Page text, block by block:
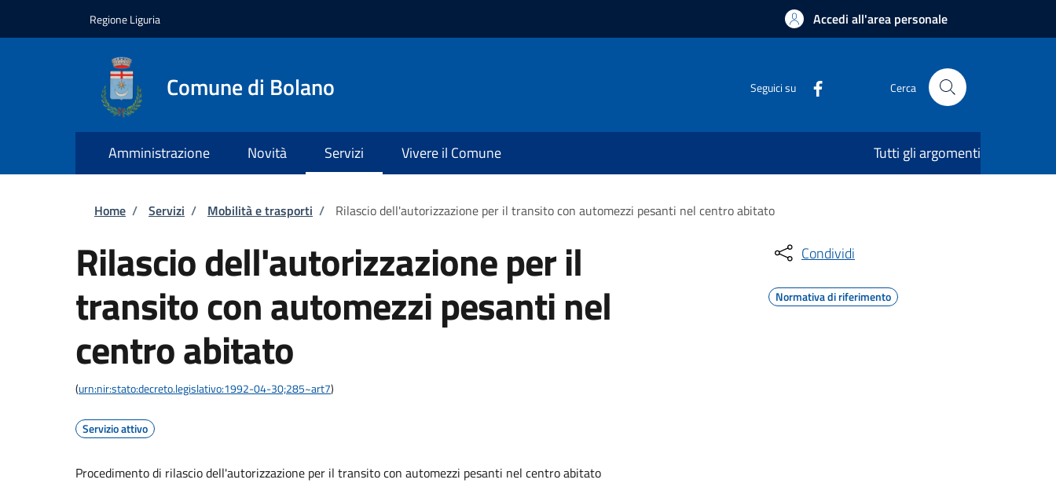
Regione Liguria Accedi all'area personale
Comune di Bolano Seguici su Cerca
Amministrazione Novità Servizi Vivere il Comune Tutti gli argomenti
Briciole di pane
Home / Servizi / Mobilità e trasporti / Rilascio dell'autorizzazione per il transito con automezzi pesanti nel centro abitato
Rilascio dell'autorizzazione per il
transito con automezzi pesanti nel
centro abitato
(urn:nir:stato:decreto.legislativo:1992-04-30;285~art7)
Servizio attivo
Procedimento di rilascio dell'autorizzazione per il transito con automezzi pesanti nel centro abitato
Condividi
Normativa di riferimento